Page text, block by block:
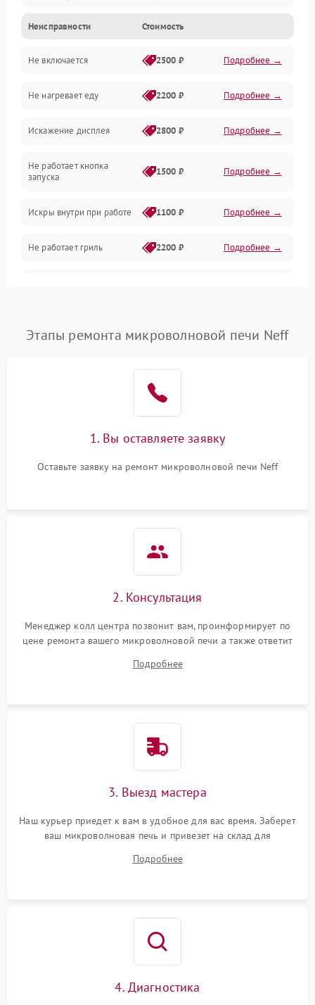
Дверца и корпус
Механика и внутренние элементы
Механические повреждения
Питание и запуск
Нагрев и приготовление
Программное обеспечение
Неисправности Стоимость
Не включается 2500 ₽ Подробнее →
Не нагревает еду 2200 ₽ Подробнее →
Искажение дисплея 2800 ₽ Подробнее →
Не работает кнопка
запуска
1500 ₽ Подробнее →
Искры внутри при работе 1100 ₽ Подробнее →
Не работает гриль 2200 ₽ Подробнее →
Появление запаха гари Подробнее →
2200 ₽
Не работают сенсорные
1000 ₽
Этапы ремонта микроволновой печи Neff
1. Вы оставляете заявку
Оставьте заявку на ремонт микроволновой печи Neff
2. Консультация
Менеджер колл центра позвонит вам, проинформирует по
цене ремонта вашего микроволновой печи а также ответит
Подробнее
3. Выезд мастера
Наш курьер приедет к вам в удобное для вас время. Заберет
ваш микроволновая печь и привезет на склад для
Подробнее
4. Диагностика